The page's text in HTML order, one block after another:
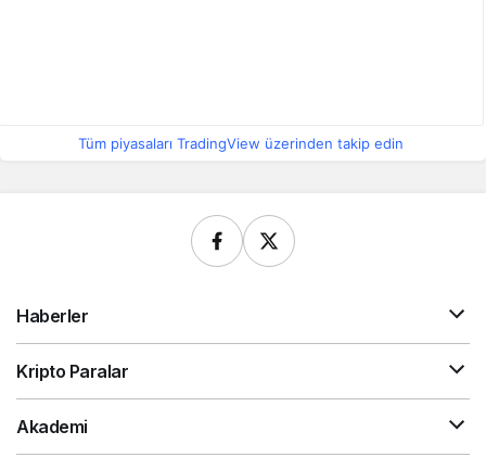
Tüm piyasaları TradingView üzerinden takip edin
Haberler
Kripto Paralar
Akademi